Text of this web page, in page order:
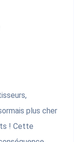
plus cher
! Cette